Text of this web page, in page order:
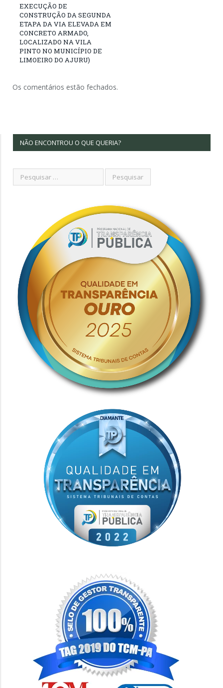
EXECUÇÃO DE
CONSTRUÇÃO DA SEGUNDA
ETAPA DA VIA ELEVADA EM
CONCRETO ARMADO,
LOCALIZADO NA VILA
PINTO NO MUNICÍPIO DE
LIMOEIRO DO AJURU)
Os comentários estão fechados.
NÃO ENCONTROU O QUE QUERIA?